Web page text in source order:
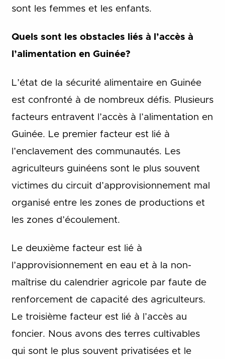
sont les femmes et les enfants.
Quels sont les obstacles liés à l’accès à
l’alimentation en Guinée?
L’état de la sécurité alimentaire en Guinée
est confronté à de nombreux défis. Plusieurs
facteurs entravent l’accès à l’alimentation en
Guinée. Le premier facteur est lié à
l’enclavement des communautés. Les
agriculteurs guinéens sont le plus souvent
victimes du circuit d’approvisionnement mal
organisé entre les zones de productions et
les zones d’écoulement.
Le deuxième facteur est lié à
l’approvisionnement en eau et à la non-
maîtrise du calendrier agricole par faute de
renforcement de capacité des agriculteurs.
Le troisième facteur est lié à l’accès au
foncier. Nous avons des terres cultivables
qui sont le plus souvent privatisées et le